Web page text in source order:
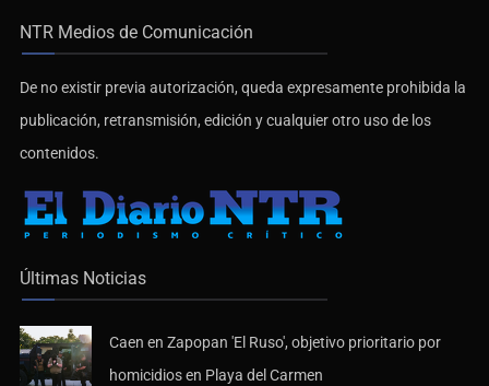
NTR Medios de Comunicación
De no existir previa autorización, queda expresamente prohibida la
publicación, retransmisión, edición y cualquier otro uso de los
contenidos.
Últimas Noticias
Caen en Zapopan 'El Ruso', objetivo prioritario por
homicidios en Playa del Carmen